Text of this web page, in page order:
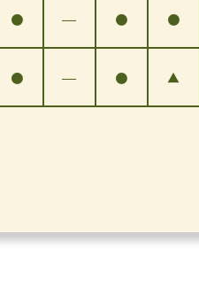
● ― ● ●
● ― ● ▲